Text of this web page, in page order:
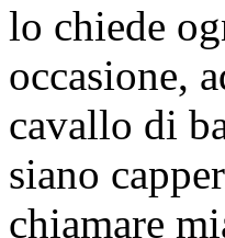
lo chiede
occasione,
cavallo di
siano
chiamare